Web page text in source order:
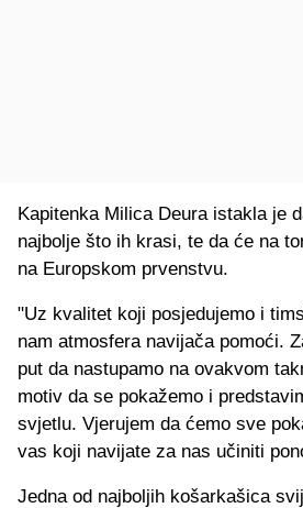
Kapitenka Milica Deura istakla je
najbolje što ih krasi, te da će na
na Europskom prvenstvu.
"Uz kvalitet koji posjedujemo i
nam atmosfera navijača pomoći.
put da nastupamo na ovakvom
motiv da se pokažemo i
svjetlu. Vjerujem da ćemo sve
vas koji navijate za nas učiniti
Jedna od najboljih košarkašica